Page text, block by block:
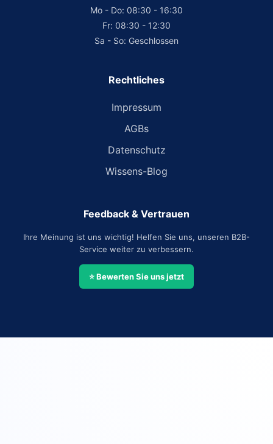
Mo - Do: 08:30 - 16:30
Fr: 08:30 - 12:30
Sa - So: Geschlossen
Rechtliches
Impressum
AGBs
Datenschutz
Wissens-Blog
Feedback & Vertrauen
Ihre Meinung ist uns wichtig! Helfen Sie uns, unseren B2B-
Service weiter zu verbessern.
⭐ Bewerten Sie uns jetzt